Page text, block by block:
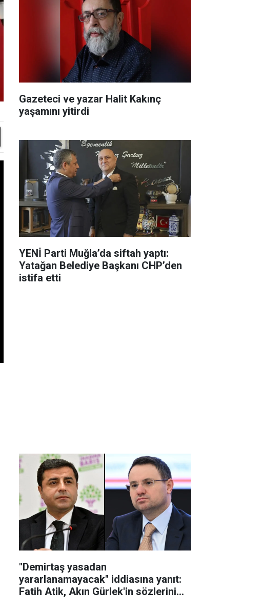
Gazeteci ve yazar Halit Kakınç
yaşamını yitirdi
YENİ Parti Muğla’da siftah yaptı:
Yatağan Belediye Başkanı CHP’den
istifa etti
"Demirtaş yasadan
yararlanamayacak" iddiasına yanıt:
Fatih Atik, Akın Gürlek'in sözlerini